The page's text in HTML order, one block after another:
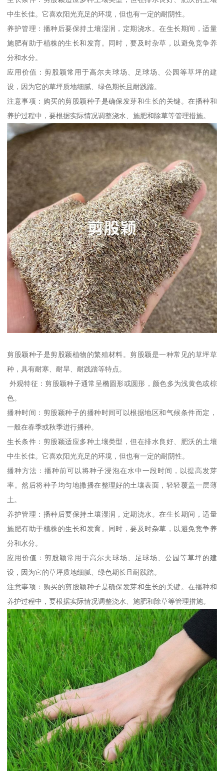
中生长佳。它喜欢阳光充足的环境，但也有一定的耐阴性。
养护管理：播种后要保持土壤湿润，定期浇水。在生长期间，适量
施肥有助于植株的生长和发育。同时，要及时杂草，以避免竞争养
分和水分。
应用价值：剪股颖常用于高尔夫球场、足球场、公园等草坪的建
设，因为它的草坪质地细腻、绿色期长且耐践踏。
注意事项：购买的剪股颖种子是确保发芽和生长的关键。在播种和
养护过程中，要根据实际情况调整浇水、施肥和除草等管理措施。
剪股颖种子是剪股颖植物的繁殖材料。剪股颖是一种常见的草坪草
种，具有耐寒、耐旱、耐践踏等特点。
外观特征：剪股颖种子通常呈椭圆形或圆形，颜色多为浅黄色或棕
色。
播种时间：剪股颖种子的播种时间可以根据地区和气候条件而定，
一般在春季或秋季进行播种。
生长条件：剪股颖适应多种土壤类型，但在排水良好、肥沃的土壤
中生长佳。它喜欢阳光充足的环境，但也有一定的耐阴性。
播种方法：播种前可以将种子浸泡在水中一段时间，以提高发芽
率。然后将种子均匀地撒播在整理好的土壤表面，轻轻覆盖一层薄
土。
养护管理：播种后要保持土壤湿润，定期浇水。在生长期间，适量
施肥有助于植株的生长和发育。同时，要及时杂草，以避免竞争养
分和水分。
应用价值：剪股颖常用于高尔夫球场、足球场、公园等草坪的建
设，因为它的草坪质地细腻、绿色期长且耐践踏。
注意事项：购买的剪股颖种子是确保发芽和生长的关键。在播种和
养护过程中，要根据实际情况调整浇水、施肥和除草等管理措施。